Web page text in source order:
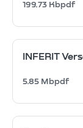
199.73 Kbpdf
INFERIT
5.85 Mbpdf